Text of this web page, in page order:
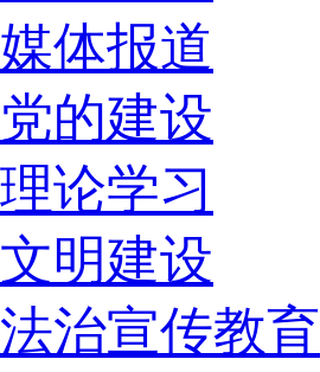
媒体报道
党的建设
理论学习
文明建设
法治宣传教育